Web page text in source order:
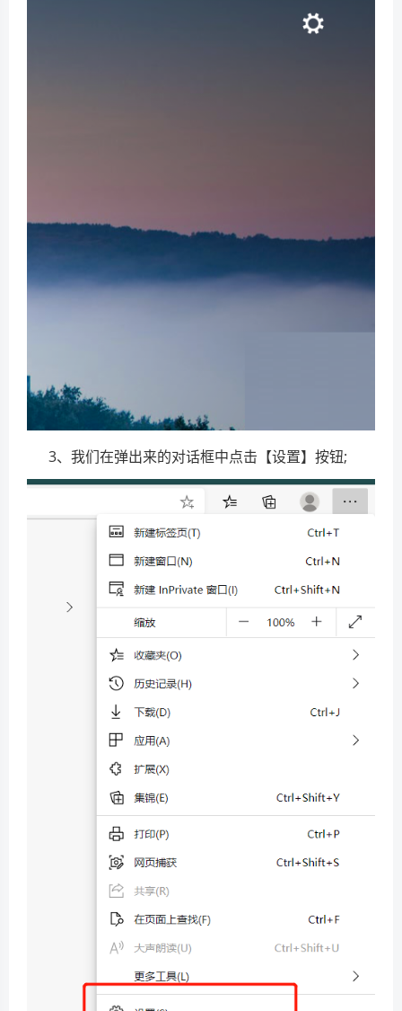
3、我们在弹出来的对话框中点击【设置】按钮;